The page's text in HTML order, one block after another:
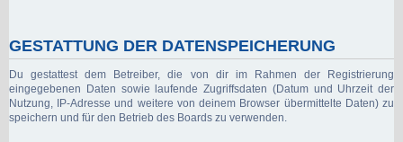
GESTATTUNG DER DATENSPEICHERUNG
Du gestattest dem Betreiber, die von dir im Rahmen der Registrierung
eingegebenen Daten sowie laufende Zugriffsdaten (Datum und Uhrzeit der
Nutzung, IP-Adresse und weitere von deinem Browser übermittelte Daten) zu
speichern und für den Betrieb des Boards zu verwenden.